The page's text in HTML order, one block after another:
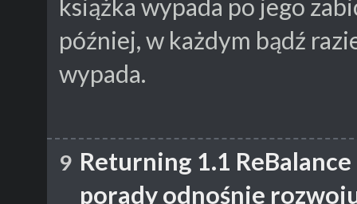
książka wypada po jego
później, w każdym bądź
wypada.
9 Returning 1.1
porady odnośnie